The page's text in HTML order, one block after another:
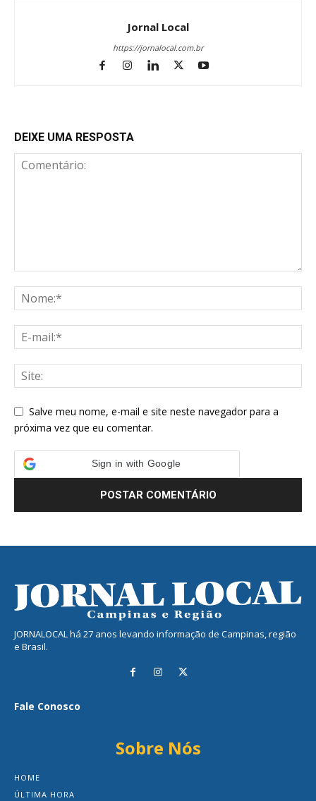
Jornal Local
https://jornalocal.com.br
DEIXE UMA RESPOSTA
Salve meu nome, e-mail e site neste navegador para a
próxima vez que eu comentar.
Sign in with Google
JORNALOCAL há 27 anos levando informação de Campinas, região
e Brasil.
Fale Conosco
Sobre Nós
HOME
ÚLTIMA HORA